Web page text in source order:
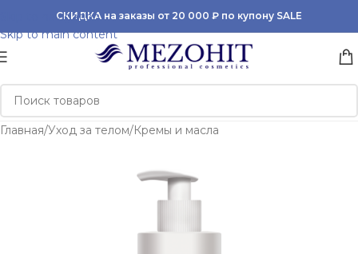
Skip to navigation
Skip to main content
СКИДКА на заказы от 20 000 ₽ по купону SALE
Главная/Уход за телом/Кремы и масла